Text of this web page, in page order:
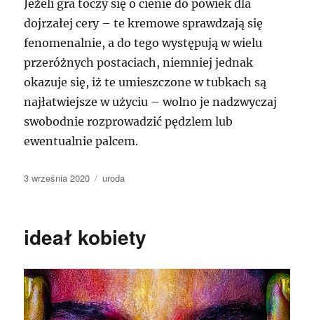
Jeżeli gra toczy się o cienie do powiek dla
dojrzałej cery – te kremowe sprawdzają się
fenomenalnie, a do tego występują w wielu
przeróżnych postaciach, niemniej jednak
okazuje się, iż te umieszczone w tubkach są
najłatwiejsze w użyciu – wolno je nadzwyczaj
swobodnie rozprowadzić pędzlem lub
ewentualnie palcem.
Data
3 września 2020 Kategorie
uroda
ideał kobiety